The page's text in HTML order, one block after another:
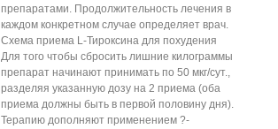
препаратами. Продолжительность лечения в
каждом конкретном случае определяет врач.
Схема приема L-Тироксина для похудения
Для того чтобы сбросить лишние килограммы
препарат начинают принимать по 50 мкг/сут.,
разделяя указанную дозу на 2 приема (оба
приема должны быть в первой половину дня).
Терапию дополняют применением ?-